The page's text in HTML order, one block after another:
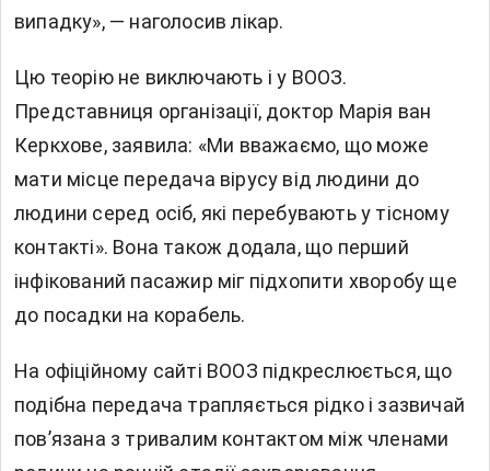
випадку», — наголосив лікар.
Цю теорію не виключають і у ВООЗ.
Представниця організації, доктор Марія ван
Керкхове, заявила: «Ми вважаємо, що може
мати місце передача вірусу від людини до
людини серед осіб, які перебувають у тісному
контакті». Вона також додала, що перший
інфікований пасажир міг підхопити хворобу ще
до посадки на корабель.
На офіційному сайті ВООЗ підкреслюється, що
подібна передача трапляється рідко і зазвичай
пов’язана з тривалим контактом між членами